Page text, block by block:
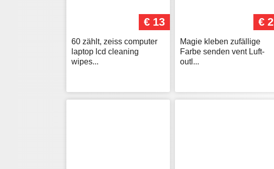
€ 13
60 zählt, zeiss computer
laptop lcd cleaning
wipes...
€ 2
Magie kleben zufällige
Farbe senden vent Luft-
outl...